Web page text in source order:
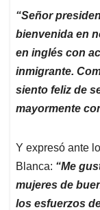
“Señor
bienvenida en
en inglés con
inmigrante.
siento feliz de
mayormente
Y expresó ante
Blanca: “Me
mujeres de
los esfuerzos